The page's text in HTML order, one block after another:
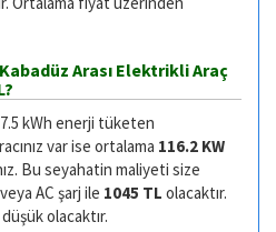
Arası Elektrikli Araç
kWh enerji tüketen
var ise ortalama 116.2 KW
Bu seyahatin maliyeti size
veya AC şarj ile 1045 TL olacaktır.
olacaktır.